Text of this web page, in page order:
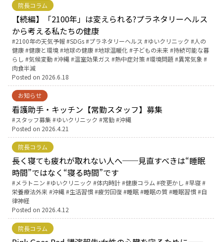
院長コラム
【続編】「2100年」は変えられる?――プラネタリーヘルス
から考える私たちの健康
Tags:
2100年の天気予報 SDGs プラネタリーヘルス ゆいクリニック
人の
健康 健康と環境 地球の健康 地球温暖化 子どもの未来
持続可能な暮
らし
気候変動 沖縄 温室効果ガス 熱中症対策 環境問題 異常気象
肉食半減
Posted on 2026.6.18
お知らせ
看護助手・キッチン【常勤スタッフ】募集
Tags:
スタッフ募集 ゆいクリニック 常勤 沖縄
Posted on 2026.4.21
院長コラム
長く寝ても疲れが取れない人へ──見直すべきは“睡眠
時間”ではなく“寝る時間”です
Tags:
メラトニン ゆいクリニック 体内時計 健康コラム 夜更かし
早寝
栄養療法外来
沖縄 生活習慣 疲労回復 睡眠 睡眠の質 睡眠習慣
自
律神経
Posted on 2026.4.12
院長コラム
遠方にお住まいで当院での出産を希望される方へ
医師プロフィール